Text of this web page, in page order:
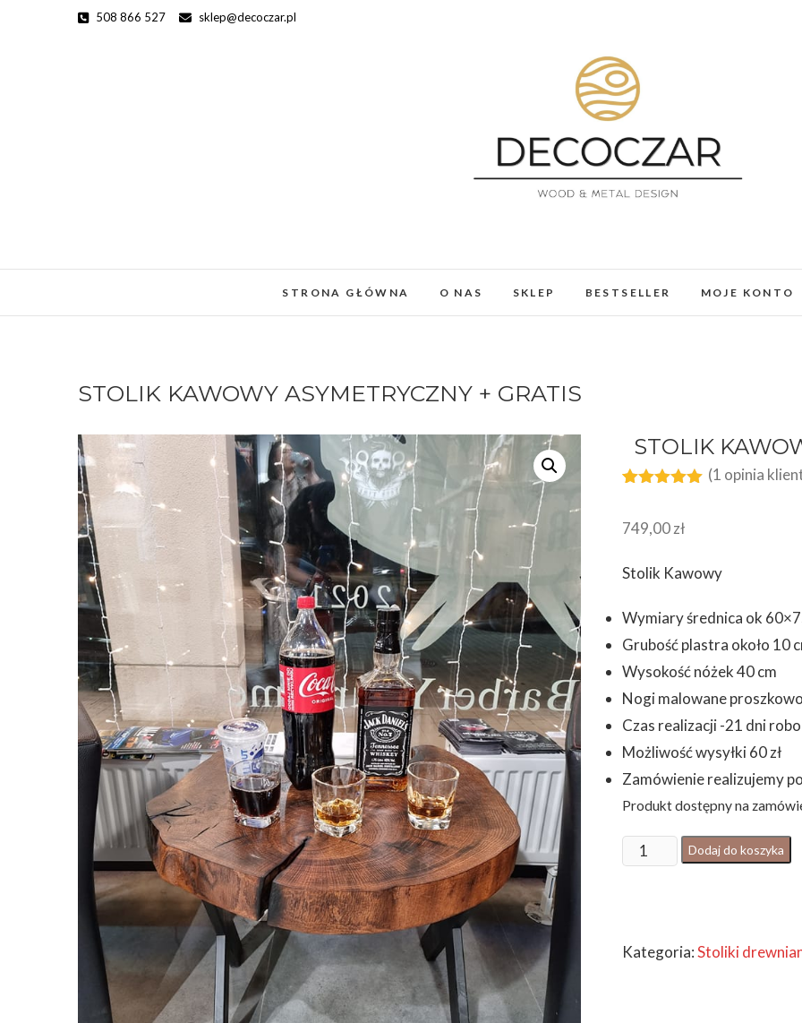
508 866 527 sklep@decoczar.pl
DECOCZAR
STRONA GŁÓWNA O NAS SKLEP BESTSELLER MOJE KONTO
STOLIK KAWOWY ASYMETRYCZNY + GRATIS
STOLIK
na
klienta
(1 opinia
749,00zł
Stolik Kawowy
Wymiary średnica ok
Grubość plastra około 10
Wysokość nóżek 40 cm
Nogi malowane proszkowo
Czas realizacji -21 dni
Możliwość wysyłki 60 zł
Zamówienie realizujemy
Produkt dostępny na
ilość
+
Dodaj do koszyka
Kategoria:Stoliki